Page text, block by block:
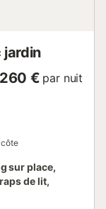
jardin
260 € par nuit
sur place,
de lit,